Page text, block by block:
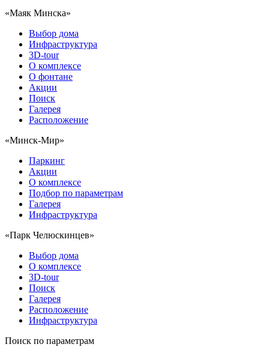
«Маяк Минска»
Выбор дома
Инфраструктура
3D-tour
О комплексе
О фонтане
Акции
Поиск
Галерея
Расположение
«Минск-Мир»
Паркинг
Акции
О комплексе
Подбор по параметрам
Галерея
Инфраструктура
«Парк Челюскинцев»
Выбор дома
О комплексе
3D-tour
Поиск
Галерея
Расположение
Инфраструктура
Поиск по параметрам